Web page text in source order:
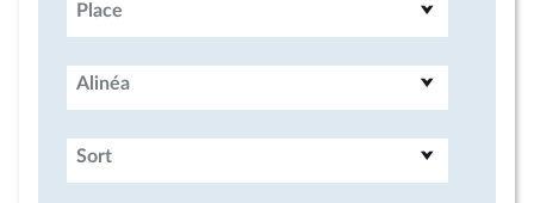
Place
Alinéa
Sort